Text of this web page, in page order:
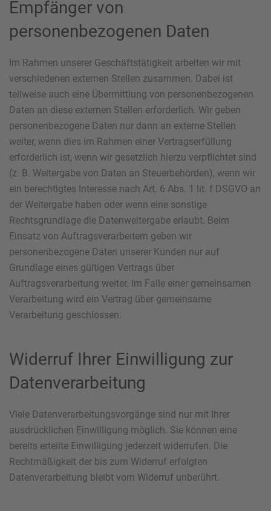
Empfänger von
personenbezogenen Daten
Im Rahmen unserer Geschäftstätigkeit arbeiten wir mit
verschiedenen externen Stellen zusammen. Dabei ist
teilweise auch eine Übermittlung von personenbezogenen
Daten an diese externen Stellen erforderlich. Wir geben
personenbezogene Daten nur dann an externe Stellen
weiter, wenn dies im Rahmen einer Vertragserfüllung
erforderlich ist, wenn wir gesetzlich hierzu verpflichtet sind
(z. B. Weitergabe von Daten an Steuerbehörden), wenn wir
ein berechtigtes Interesse nach Art. 6 Abs. 1 lit. f DSGVO an
der Weitergabe haben oder wenn eine sonstige
Rechtsgrundlage die Datenweitergabe erlaubt. Beim
Einsatz von Auftragsverarbeitern geben wir
personenbezogene Daten unserer Kunden nur auf
Grundlage eines gültigen Vertrags über
Auftragsverarbeitung weiter. Im Falle einer gemeinsamen
Verarbeitung wird ein Vertrag über gemeinsame
Verarbeitung geschlossen.
Widerruf Ihrer Einwilligung zur
Datenverarbeitung
Viele Datenverarbeitungsvorgänge sind nur mit Ihrer
ausdrücklichen Einwilligung möglich. Sie können eine
bereits erteilte Einwilligung jederzeit widerrufen. Die
Rechtmäßigkeit der bis zum Widerruf erfolgten
Datenverarbeitung bleibt vom Widerruf unberührt.